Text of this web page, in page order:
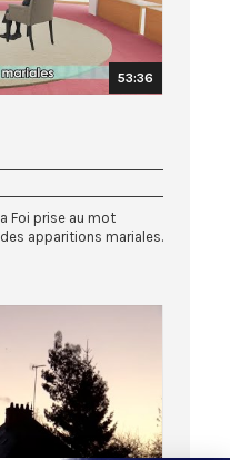
53:36
Foi prise au mot
apparitions mariales.